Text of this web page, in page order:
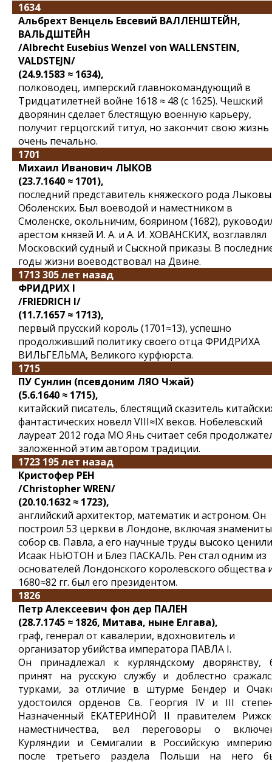
1634
Альбрехт Венцель Евсевий ВАЛЛЕНШТЕЙН,
ВАЛЬДШТЕЙН
/Albrecht Eusebius Wenzel von WALLENSTEIN,
VALDSTEJN/
(24.9.1583 ≈ 1634),
полководец, имперский главнокомандующий в
Тридцатилетней войне 1618 ≈ 48 (с 1625). Чешский
дворянин сделает блестящую военную карьеру,
получит герцогский титул, но закончит свою жизнь
очень печально.
1701
Михаил Иванович ЛЫКОВ
(23.7.1640 ≈ 1701),
последний представитель княжеского рода
Оболенских. Был воеводой и наместником в
Смоленске, окольничим, боярином (1682),
арестом князей И. А. и А. И. ХОВАНСКИХ, возглавлял
Московский судный и Сыскной приказы. В
годы жизни воеводствовал на Двине.
1713 305 лет назад
ФРИДРИХ I
/FRIEDRICH I/
(11.7.1657 ≈ 1713),
первый прусский король (1701≈13), успешно
продолживший политику своего отца ФРИДРИХА
ВИЛЬГЕЛЬМА, Великого курфюрста.
1715
ПУ Сунлин (псевдоним ЛЯО Чжай)
(5.6.1640 ≈ 1715),
китайский писатель, блестящий сказитель
фантастических новелл VIII≈IX веков. Нобелевский
лауреат 2012 года МО Янь считает себя
заложенной этим автором традиции.
1723 195 лет назад
Кристофер РЕН
/Christopher WREN/
(20.10.1632 ≈ 1723),
английский архитектор, математик и астроном. Он
построил 53 церкви в Лондоне, включая
собор св. Павла, а его научные труды высоко ценили
Исаак НЬЮТОН и Блез ПАСКАЛЬ. Рен стал одним из
основателей Лондонского королевского общества
1680≈82 гг. был его президентом.
1826
Петр Алексеевич фон дер ПАЛЕН
(28.7.1745 ≈ 1826, Митава, ныне Елгава),
граф, генерал от кавалерии, вдохновитель и
организатор убийства императора ПАВЛА I.
Он принадлежал к курляндскому дворянству,
принят на русскую службу и доблестно
турками, за отличие в штурме Бендер и
удостоился орденов Св. Георгия IV и III
Назначенный ЕКАТЕРИНОЙ II правителем
наместничества, вел переговоры о
Курляндии и Семигалии в Российскую
после третьего раздела Польши на него